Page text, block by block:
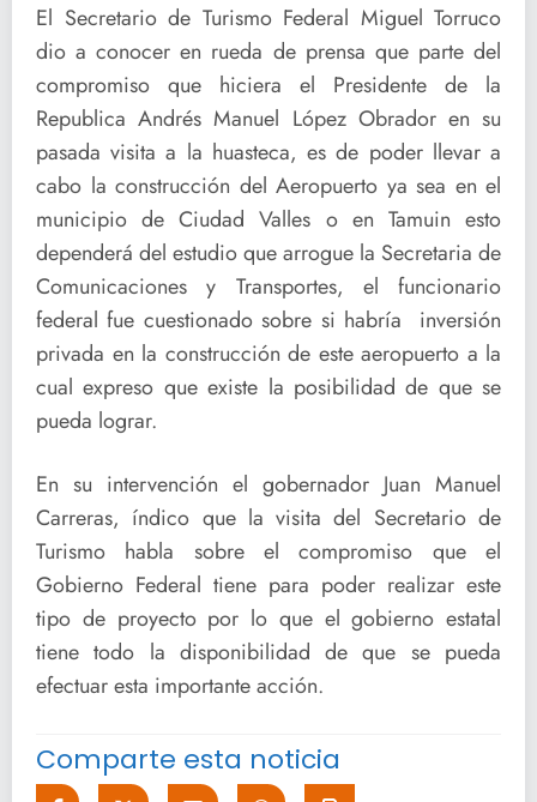
El Secretario de Turismo Federal Miguel Torruco
dio a conocer en rueda de prensa que parte del
compromiso que hiciera el Presidente de la
Republica Andrés Manuel López Obrador en su
pasada visita a la huasteca, es de poder llevar a
cabo la construcción del Aeropuerto ya sea en el
municipio de Ciudad Valles o en Tamuin esto
dependerá del estudio que arrogue la Secretaria de
Comunicaciones y Transportes, el funcionario
federal fue cuestionado sobre si habría inversión
privada en la construcción de este aeropuerto a la
cual expreso que existe la posibilidad de que se
pueda lograr.
En su intervención el gobernador Juan Manuel
Carreras, índico que la visita del Secretario de
Turismo habla sobre el compromiso que el
Gobierno Federal tiene para poder realizar este
tipo de proyecto por lo que el gobierno estatal
tiene todo la disponibilidad de que se pueda
efectuar esta importante acción.
Comparte esta noticia